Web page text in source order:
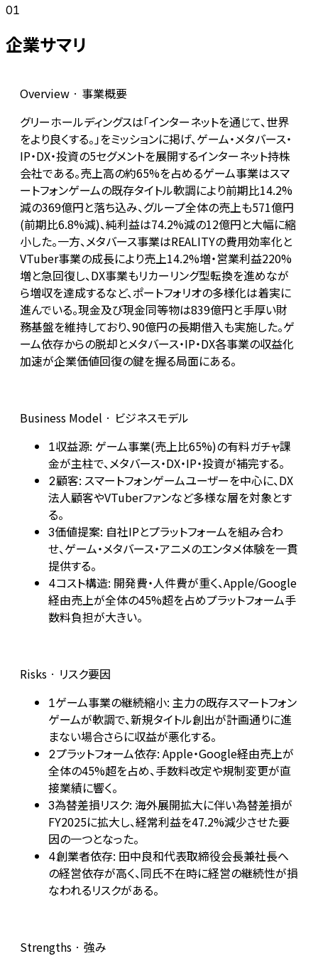
01
企業サマリ
Overview · 事業概要
グリーホールディングスは「インターネットを通じて、世界
をより良くする。」をミッションに掲げ、ゲーム・メタバース・
IP・DX・投資の5セグメントを展開するインターネット持株
会社である。売上高の約65%を占めるゲーム事業はスマ
ートフォンゲームの既存タイトル軟調により前期比14.2%
減の369億円と落ち込み、グループ全体の売上も571億円
(前期比6.8%減)、純利益は74.2%減の12億円と大幅に縮
小した。一方、メタバース事業はREALITYの費用効率化と
VTuber事業の成長により売上14.2%増・営業利益220%
増と急回復し、DX事業もリカーリング型転換を進めなが
ら増収を達成するなど、ポートフォリオの多様化は着実に
進んでいる。現金及び現金同等物は839億円と手厚い財
務基盤を維持しており、90億円の長期借入も実施した。ゲ
ーム依存からの脱却とメタバース・IP・DX各事業の収益化
加速が企業価値回復の鍵を握る局面にある。
Business Model · ビジネスモデル
1収益源: ゲーム事業(売上比65%)の有料ガチャ課
金が主柱で、メタバース・DX・IP・投資が補完する。
2顧客: スマートフォンゲームユーザーを中心に、DX
法人顧客やVTuberファンなど多様な層を対象とす
る。
3価値提案: 自社IPとプラットフォームを組み合わ
せ、ゲーム・メタバース・アニメのエンタメ体験を一貫
提供する。
4コスト構造: 開発費・人件費が重く、Apple/Google
経由売上が全体の45%超を占めプラットフォーム手
数料負担が大きい。
Risks · リスク要因
1ゲーム事業の継続縮小: 主力の既存スマートフォン
ゲームが軟調で、新規タイトル創出が計画通りに進
まない場合さらに収益が悪化する。
2プラットフォーム依存: Apple・Google経由売上が
全体の45%超を占め、手数料改定や規制変更が直
接業績に響く。
3為替差損リスク: 海外展開拡大に伴い為替差損が
FY2025に拡大し、経常利益を47.2%減少させた要
因の一つとなった。
4創業者依存: 田中良和代表取締役会長兼社長へ
の経営依存が高く、同氏不在時に経営の継続性が損
なわれるリスクがある。
Strengths · 強み